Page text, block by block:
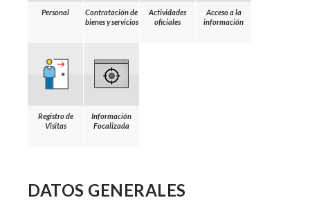
Personal
Contratación de
bienes y servicios
Actividades
oficiales
Acceso a la
información
Registro de
Visitas
Información
Focalizada
DATOS GENERALES